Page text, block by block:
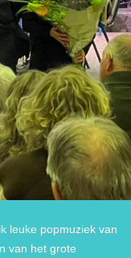
leuke popmuziek van
van het grote